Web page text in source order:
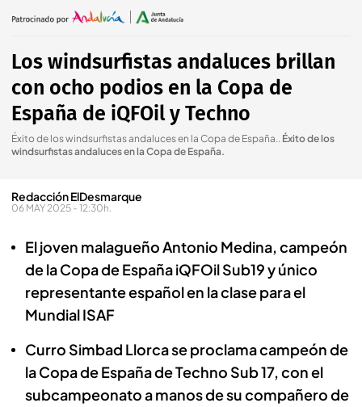
Los windsurfistas andaluces brillan
con ocho podios en la Copa de
España de iQFOil y Techno
Éxito de los windsurfistas andaluces en la Copa de España.. Éxito de los
windsurfistas andaluces en la Copa de España.
Redacción ElDesmarque
06 MAY 2025 - 12:30h.
El joven malagueño Antonio Medina, campeón
de la Copa de España iQFOil Sub19 y único
representante español en la clase para el
Mundial ISAF
Curro Simbad Llorca se proclama campeón de
la Copa de España de Techno Sub 17, con el
subcampeonato a manos de su compañero de